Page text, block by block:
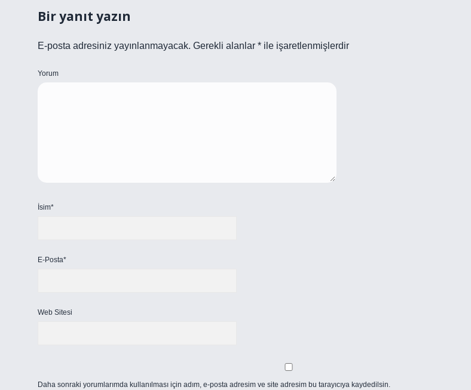
Bir yanıt yazın
E-posta adresiniz yayınlanmayacak. Gerekli alanlar * ile işaretlenmişlerdir
Yorum
İsim*
E-Posta*
Web Sitesi
Daha sonraki yorumlarımda kullanılması için adım, e-posta adresim ve site adresim bu tarayıcıya kaydedilsin.